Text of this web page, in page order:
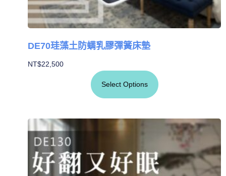
DE70珪藻土防螨乳膠彈簧床墊
NT$22,500
Select Options